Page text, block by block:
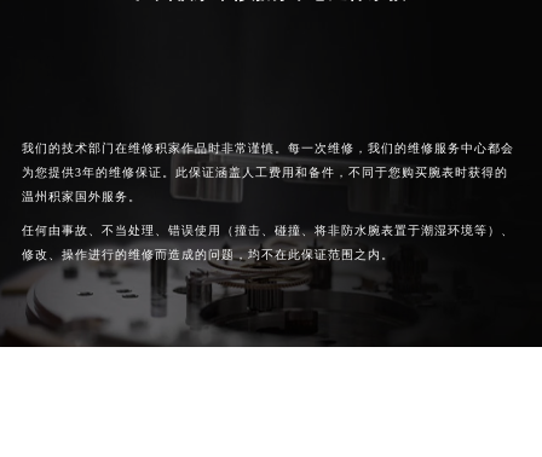
我们的技术部门在维修积家作品时非常谨慎。每一次维修，我们的维修服务中心都会
为您提供3年的维修保证。此保证涵盖人工费用和备件，不同于您购买腕表时获得的
温州积家国外服务。
任何由事故、不当处理、错误使用（撞击、碰撞、将非防水腕表置于潮湿环境等）、
修改、操作进行的维修而造成的问题，均不在此保证范围之内。